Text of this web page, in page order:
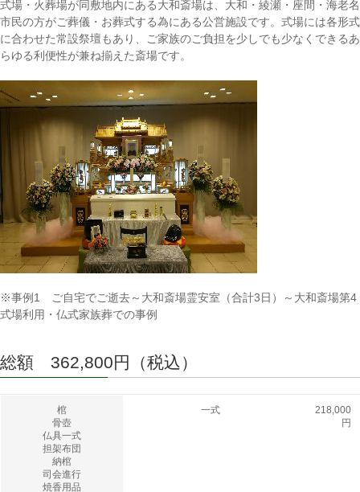
式場・火葬場が同敷地内にある大和斎場は、大和・綾瀬・座間・海老名
市民の方がご葬儀・お葬式する為にある公営施設です。式場には各形式
に合わせた常設祭壇もあり、ご家族のご負担を少しでも少なくできるあ
らゆる利便性が兼ね揃えた斎場です。
※事例1 ご自宅でご逝去～大和斎場霊安室（合計3日）～大和斎場第4
式場利用・仏式家族葬での事例
総額 362,800円（税込）
棺
骨壺
仏具一式
担架布団
納棺
司会進行
焼香用品
一式
218,000
円